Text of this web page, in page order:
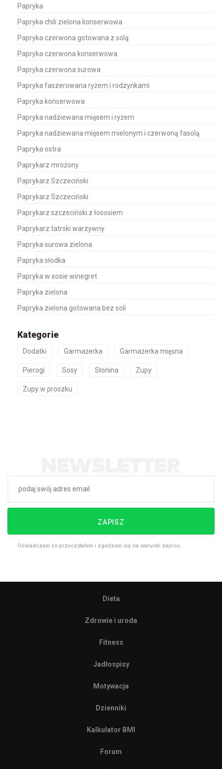
Papryka
Papryka chili zielona konserwowa
Papryka czerwona gotowana z solą
Papryka czerwona konserwowa
Papryka czerwona surowa
Papryka faszerowana ryżem i rodzynkami
Papryka konserwowa
Papryka nadziewana mięsem i ryżem
Papryka nadziewana mięsem mielonym i czerwoną fasolą
Papryka ostra
Paprykarz mrożony
Paprykarz Szczeciński
Paprykarz Szczeciński
Paprykarz szczeciński z łososiem
Paprykarz tatrski warzywny
Papryka surowa zielona
Papryka słodka
Papryka w sosie winegret
Papryka zielona
Papryka zielona gotowana bez soli
Kategorie
Dodatki Garmażerka Garmażerka mięsna
Pierogi Sosy Słonina Zupy
Zupy w proszku
ZAPISZ
Oświadczam że przeczytałem i zgadzam się na warunki zapisu.
Dieta
Zdrowie i uroda
Fitness
Jadłospisy
Motywacja
Dzienniki
Kalkulator BMI
Forum